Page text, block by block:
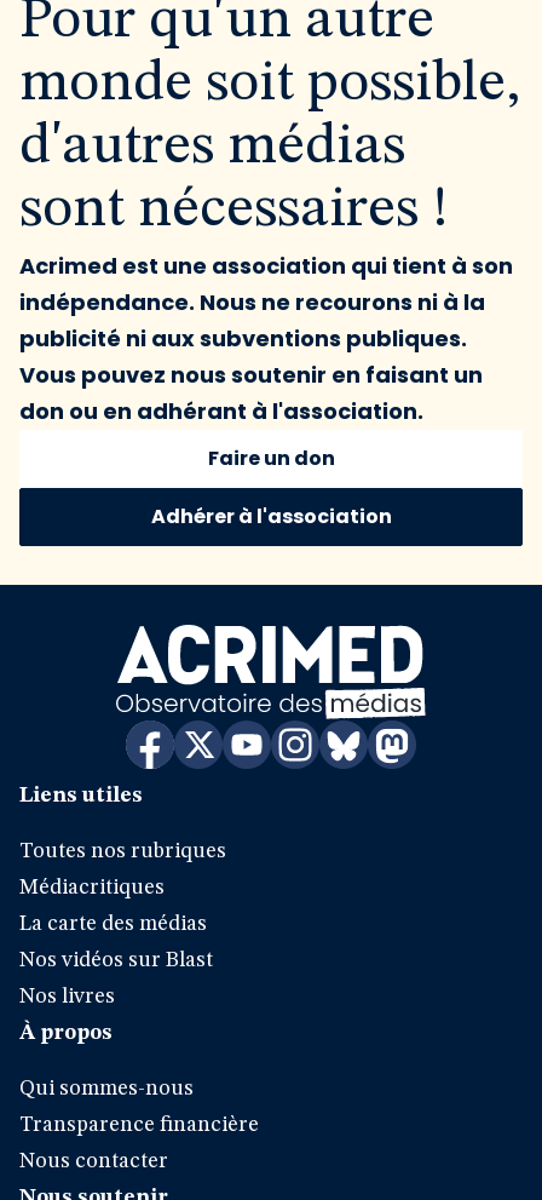
Pour qu'un autre
monde soit possible,
d'autres médias
sont nécessaires !
Acrimed est une association qui tient à son
indépendance. Nous ne recourons ni à la
publicité ni aux subventions publiques.
Vous pouvez nous soutenir en faisant un
don ou en adhérant à l'association.
Faire un don
Adhérer à l'association
Liens utiles
Toutes nos rubriques
Médiacritiques
La carte des médias
Nos vidéos sur Blast
Nos livres
À propos
Qui sommes-nous
Transparence financière
Nous contacter